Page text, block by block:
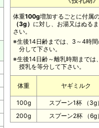
体重100g増加するごとに付属
（3g） に対し、お湯又はぬる
さい。
※生後14日齢までは、3～4時
分して下さい。
※生後14日齢～離乳時期までは
授乳を等分して下さい。
体重 ヤギミルク
100g
スプーン1杯 （3g）
200g
スプーン2杯 （6g）